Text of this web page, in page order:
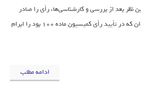
نظر بعد از بررسی و کارشناسی‌ها، رأی را صادر
کردند و رأی شعبه بدوی دیوان که در تأیید رأی کمیسیون ماده 100 بود را ابرام
ادامه مطلب